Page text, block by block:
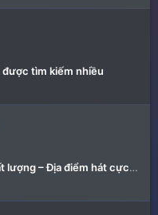
được tìm kiếm nhiều
Top quán karaoke Hà Nội chất lượng – Địa điểm hát cực hay, giá hợp lý 2026